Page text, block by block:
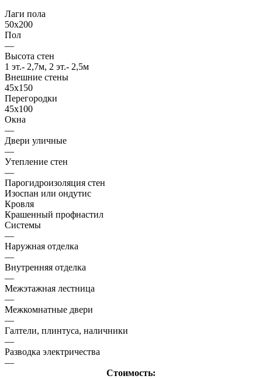
Лаги пола
50x200
Пол
—
Высота стен
1 эт.- 2,7м, 2 эт.- 2,5м
Внешние стены
45х150
Перегородки
45х100
Окна
—
Двери уличные
—
Утепление стен
—
Парогидроизоляция стен
Изоспан или ондутис
Кровля
Крашенный профнастил
Системы
—
Наружная отделка
—
Внутренняя отделка
—
Межэтажная лестница
—
Межкомнатные двери
—
Галтели, плинтуса, наличники
—
Разводка электричества
—
Стоимость: